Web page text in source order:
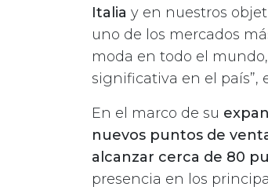
Italia y en nuestros
uno de los mercados
moda en todo el
significativa en el país”,
En el marco de su
nuevos puntos de
alcanzar cerca de 80
presencia en los